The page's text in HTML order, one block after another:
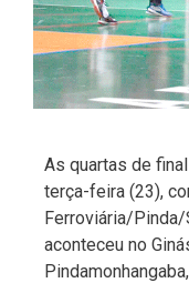
As quartas de
terça-feira (23),
Ferroviária/Pinda/
aconteceu no